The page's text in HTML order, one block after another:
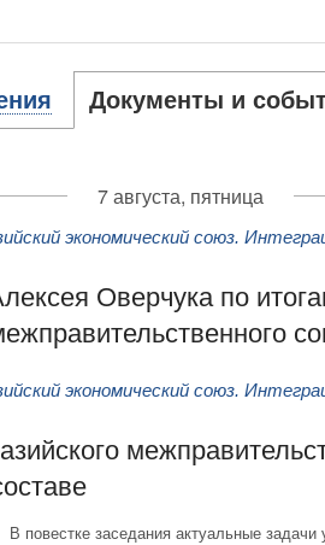
Документы и
7 августа, пятница
экономический союз.
Оверчука по
экономический союз.
В повестке заседания актуальные задачи